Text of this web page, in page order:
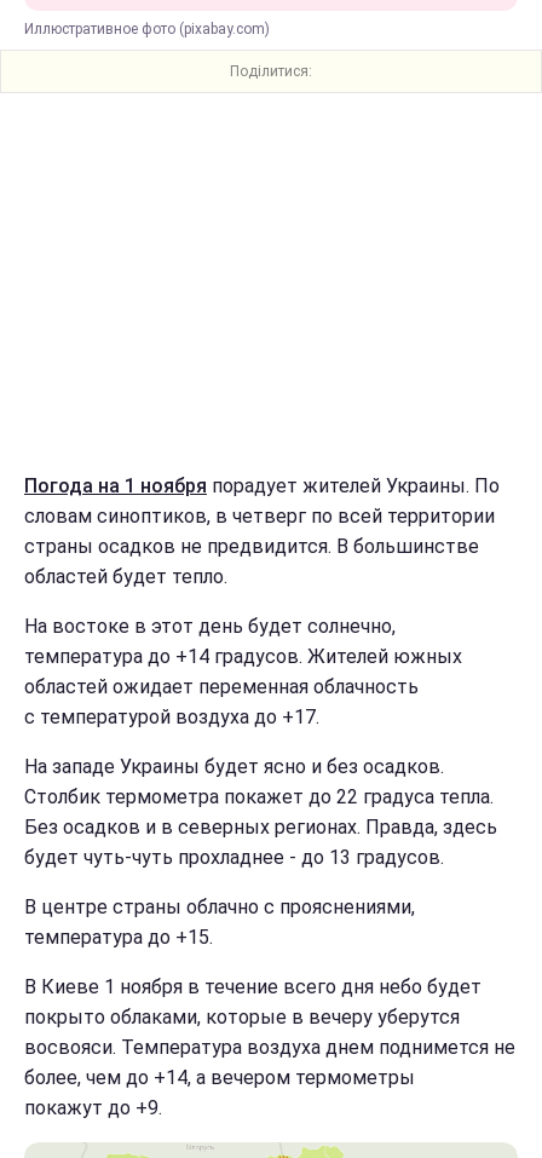
Иллюстративное фото (pixabay.com)
Поділитися:
Погода на 1 ноября порадует жителей Украины. По
словам синоптиков, в четверг по всей территории
страны осадков не предвидится. В большинстве
областей будет тепло.
На востоке в этот день будет солнечно,
температура до +14 градусов. Жителей южных
областей ожидает переменная облачность
с температурой воздуха до +17.
На западе Украины будет ясно и без осадков.
Столбик термометра покажет до 22 градуса тепла.
Без осадков и в северных регионах. Правда, здесь
будет чуть-чуть прохладнее - до 13 градусов.
В центре страны облачно с прояснениями,
температура до +15.
В Киеве 1 ноября в течение всего дня небо будет
покрыто облаками, которые в вечеру уберутся
восвояси. Температура воздуха днем поднимется не
более, чем до +14, а вечером термометры
покажут до +9.